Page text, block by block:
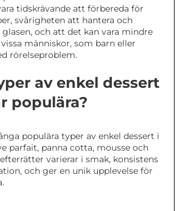
tidskrävande att förbereda för
svårigheten att hantera och
och att det kan vara mindre
människor, som barn eller
rörelseproblem.
av enkel dessert
populära?
populära typer av enkel dessert i
parfait, panna cotta, mousse och
varierar i smak, konsistens
och ger en unik upplevelse för